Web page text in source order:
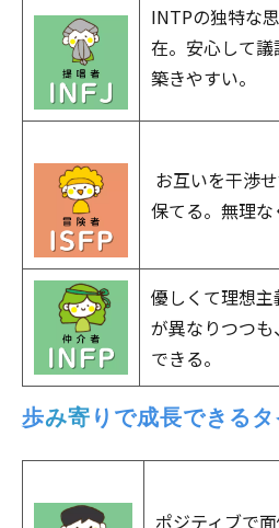
INTPの独特な
在。安心して
築きやすい。
お互いを干渉
保てる。無理な
優しくて理想
が異なりつつ
できる。
歩み寄 りで成長できる
ポジティブで